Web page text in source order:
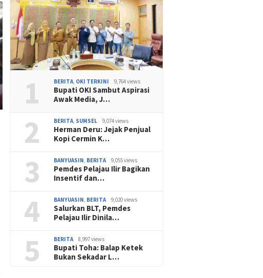
1 BERITA, OKI TERKINI 9,764 views
Bupati OKI Sambut Aspirasi
Awak Media, J…
2 BERITA, SUMSEL 9,074 views
Herman Deru: Jejak Penjual
Kopi Cermin K…
3 BANYUASIN, BERITA 9,055 views
Pemdes Pelajau Ilir Bagikan
Insentif dan…
4 BANYUASIN, BERITA 9,020 views
Salurkan BLT, Pemdes
Pelajau Ilir Dinila…
5 BERITA 8,997 views
Bupati Toha: Balap Ketek
Bukan Sekadar L…